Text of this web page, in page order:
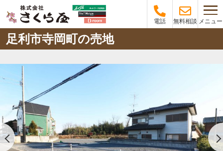
電話 無料相談 メニュー
足利市寺岡町の売地